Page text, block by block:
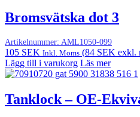
Bromsvätska dot 3
Artikelnummer: AML1050-099
105 SEK Inkl. Moms (84 SEK exkl.
Lägg till i varukorg Läs mer
Tanklock – OE-